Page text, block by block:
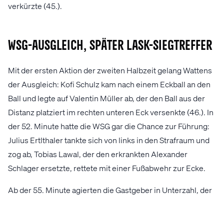
verkürzte (45.).
WSG-Ausgleich, später LASK-Siegtreffer
Mit der ersten Aktion der zweiten Halbzeit gelang Wattens
der Ausgleich: Kofi Schulz kam nach einem Eckball an den
Ball und legte auf Valentin Müller ab, der den Ball aus der
Distanz platziert im rechten unteren Eck versenkte (46.). In
der 52. Minute hatte die WSG gar die Chance zur Führung:
Julius Ertlthaler tankte sich von links in den Strafraum und
zog ab, Tobias Lawal, der den erkrankten Alexander
Schlager ersetzte, rettete mit einer Fußabwehr zur Ecke.
Ab der 55. Minute agierten die Gastgeber in Unterzahl, der